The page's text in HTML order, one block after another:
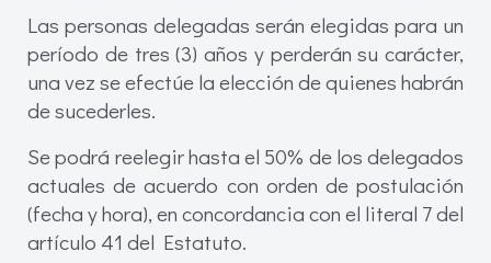
Las personas delegadas serán elegidas para un
período de tres (3) años y perderán su carácter,
una vez se efectúe la elección de quienes habrán
de sucederles.
Se podrá reelegir hasta el 50% de los delegados
actuales de acuerdo con orden de postulación
(fecha y hora), en concordancia con el literal 7 del
artículo 41 del Estatuto.